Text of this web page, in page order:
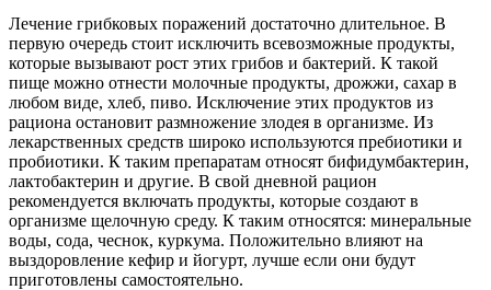
Лечение грибковых поражений достаточно длительное. В
первую очередь стоит исключить всевозможные продукты,
которые вызывают рост этих грибов и бактерий. К такой
пище можно отнести молочные продукты, дрожжи, сахар в
любом виде, хлеб, пиво. Исключение этих продуктов из
рациона остановит размножение злодея в организме. Из
лекарственных средств широко используются пребиотики и
пробиотики. К таким препаратам относят бифидумбактерин,
лактобактерин и другие. В свой дневной рацион
рекомендуется включать продукты, которые создают в
организме щелочную среду. К таким относятся: минеральные
воды, сода, чеснок, куркума. Положительно влияют на
выздоровление кефир и йогурт, лучше если они будут
приготовлены самостоятельно.